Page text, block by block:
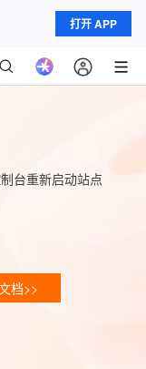
打开 APP
台重新启动站点
档>>